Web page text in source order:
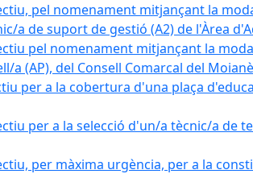
pel nomenament mitjançant la
a de suport de gestió (A2) de l'Àrea
pel nomenament mitjançant la
(AP), del Consell Comarcal del
per a la cobertura d'una plaça
per a la selecció d'un/a tècnic/a de
per màxima urgència, per a la